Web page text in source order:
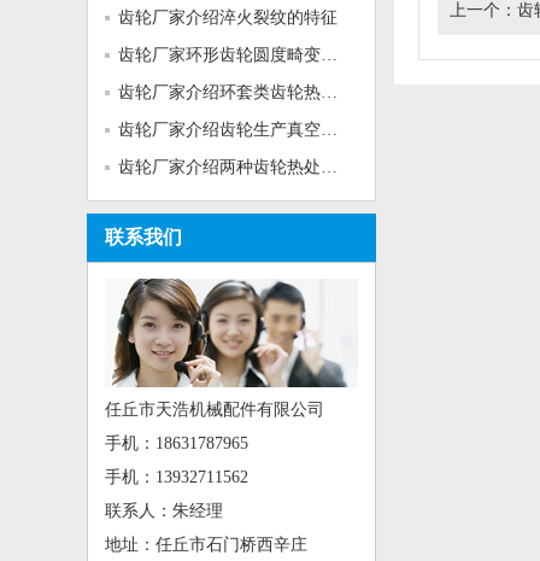
齿轮厂家介绍淬火裂纹的特征
齿轮厂家环形齿轮圆度畸变的热...
齿轮厂家介绍环套类齿轮热处理...
齿轮厂家介绍齿轮生产真空加热...
齿轮厂家介绍两种齿轮热处理工...
联系我们
任丘市天浩机械配件有限公司
手机：18631787965
手机：13932711562
联系人：朱经理
地址：任丘市石门桥西辛庄
上一个： 齿